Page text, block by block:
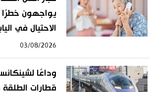
يواجهون خطرًا
الاحتيال في
03/08/2026
قطارات الطلقة